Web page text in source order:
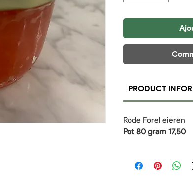
PRODUCT
Rode Forel eieren
Pot 80 gram 17,50